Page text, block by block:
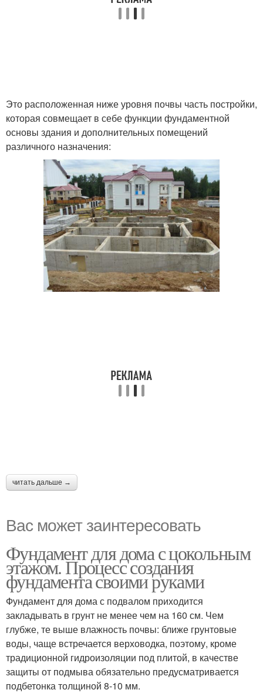
Это расположенная ниже уровня почвы часть постройки,
которая совмещает в себе функции фундаментной
основы здания и дополнительных помещений
различного назначения:
читать дальше →
Вас может заинтересовать
Фундамент для дома с цокольным
этажом. Процесс создания
фундамента своими руками
Фундамент для дома с подвалом приходится
закладывать в грунт не менее чем на 160 см. Чем
глубже, те выше влажность почвы: ближе грунтовые
воды, чаще встречается верховодка, поэтому, кроме
традиционной гидроизоляции под плитой, в качестве
защиты от подмыва обязательно предусматривается
подбетонка толщиной 8-10 мм.